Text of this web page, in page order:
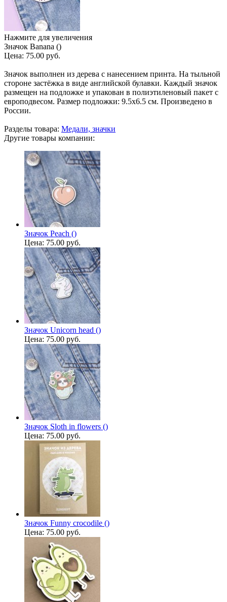
Нажмите для увеличения
Значок Banana ()
Цена: 75.00 руб.
Значок выполнен из дерева с нанесением принта. На тыльной
стороне застёжка в виде английской булавки. Каждый значок
размещен на подложке и упакован в полиэтиленовый пакет с
европодвесом. Размер подложки: 9.5х6.5 см. Произведено в
России.
Разделы товара: Медали, значки
Другие товары компании:
Значок Peach ()
Цена: 75.00 руб.
Значок Unicorn head ()
Цена: 75.00 руб.
Значок Sloth in flowers ()
Цена: 75.00 руб.
Значок Funny crocodile ()
Цена: 75.00 руб.